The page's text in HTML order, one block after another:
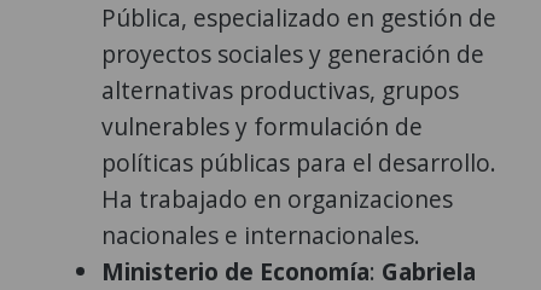
Pública, especializado en gestión de
proyectos sociales y generación de
alternativas productivas, grupos
vulnerables y formulación de
políticas públicas para el desarrollo.
Ha trabajado en organizaciones
nacionales e internacionales.
Ministerio de Economía: Gabriela